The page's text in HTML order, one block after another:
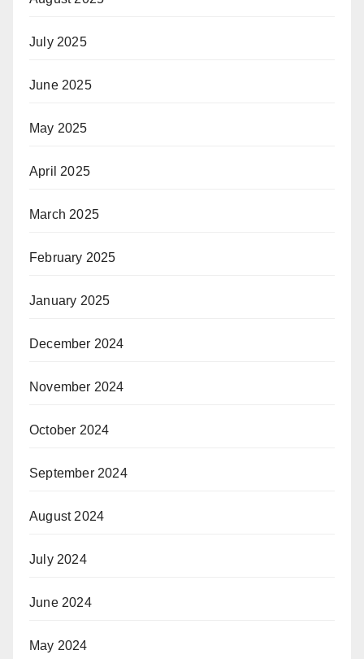
July 2025
June 2025
May 2025
April 2025
March 2025
February 2025
January 2025
December 2024
November 2024
October 2024
September 2024
August 2024
July 2024
June 2024
May 2024